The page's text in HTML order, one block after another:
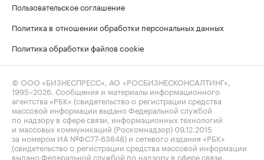
Пользовательское соглашение
Политика в отношении обработки персональных данных
Политика обработки файлов cookie
© ООО «БИЗНЕСПРЕСС», АО «РОСБИЗНЕСКОНСАЛТИНГ»,
1995–2026 . Сообщения и материалы информационного
агентства «РБК» (свидетельство о регистрации средства
массовой информации выдано Федеральной службой
по надзору в сфере связи, информационных технологий
и массовых коммуникаций (Роскомнадзор) 09.12.2015
за номером ИА №ФС77-63848) и сетевого издания «РБК»
(свидетельство о регистрации средства массовой информации
выдано Федеральной службой по надзору в сфере связи,